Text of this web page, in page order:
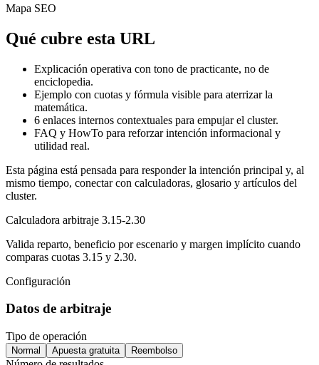
Mapa SEO
Qué cubre esta URL
Explicación operativa con tono de practicante, no de
enciclopedia.
Ejemplo con cuotas y fórmula visible para aterrizar la
matemática.
6 enlaces internos contextuales para empujar el cluster.
FAQ y HowTo para reforzar intención informacional y
utilidad real.
Esta página está pensada para responder la intención principal y, al
mismo tiempo, conectar con calculadoras, glosario y artículos del
cluster.
Calculadora arbitraje 3.15-2.30
Valida reparto, beneficio por escenario y margen implícito cuando
comparas cuotas 3.15 y 2.30.
Configuración
Datos de arbitraje
Tipo de operación
Normal Apuesta gratuita Reembolso